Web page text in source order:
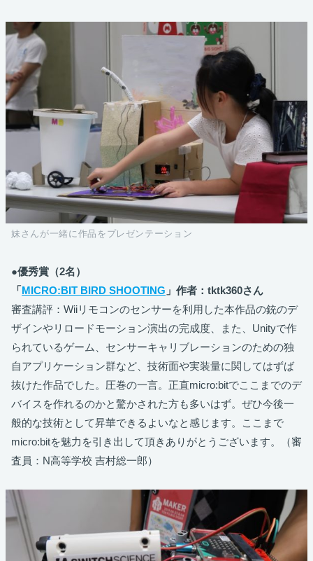
妹さんが一緒に作品をプレゼンテーション
●優秀賞（2名）
「MICRO:BIT BIRD SHOOTING 」作者：tktk360さん
審査講評：​​Wiiリモコンのセンサーを利用した本作品の銃のデ
ザインやリロードモーション演出の完成度、また、Unityで作
られているゲーム、センサーキャリブレーションのための独
自アプリケーション群など、技術面や実装量に関してはずば
抜けた作品でした。圧巻の一言。正直micro:bitでここまでのデ
バイスを作れるのかと驚かされた方も多いはず。ぜひ今後一
般的な技術として昇華できるよいなと感じます。ここまで
micro:bitを魅力を引き出して頂きありがとうございます。（審
査員：N高等学校 吉村総一郎）